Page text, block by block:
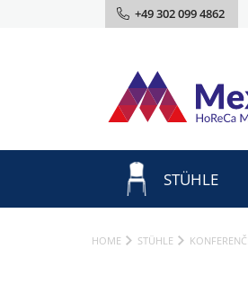
+49 302 099 4862
STÜHLE
HOME STÜHLE